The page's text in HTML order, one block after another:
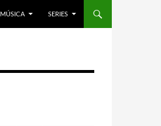
MÚSICA SERIES